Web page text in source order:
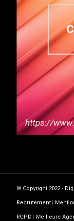
© Copyright 2022 -
Recrutement|
RGPD Meilleure